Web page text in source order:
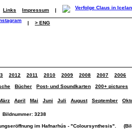
Links Impressum |
| > ENG
2012 2011 2010 2009 2008 2007 2006
Bücher Post- und Soundkarten 200+ pictures
April Mai Juni Juli August September
3238
im Hafnarhús - "Coloursynthesis".